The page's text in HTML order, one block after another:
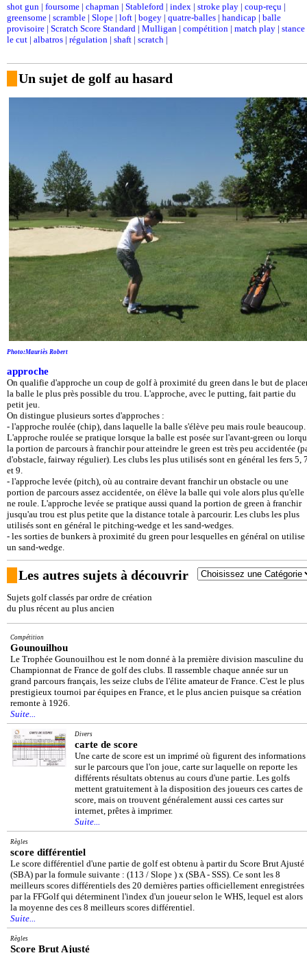
shot gun | foursome | chapman | Stableford | index | stroke play | coup-reçu |
greensome | scramble | Slope | loft | bogey | quatre-balles | handicap | balle
provisoire | Scratch Score Standard | Mulligan | compétition | match play | stance
le cut | albatros | régulation | shaft | scratch |
Un sujet de golf au hasard
Photo:Mauriès Robert
approche
On qualifie d'approche un coup de golf à proximité du green dans le but de
la balle le plus près possible du trou. L'approche, avec le putting, fait partie du
petit jeu.
On distingue plusieurs sortes d'approches :
- l'approche roulée (chip), dans laquelle la balle s'élève peu mais roule beaucoup.
L'approche roulée se pratique lorsque la balle est posée sur l'avant-green ou
la portion de parcours à franchir pour atteindre le green est très peu accidentée
d'obstacle, fairway régulier). Les clubs les plus utilisés sont en général les fers 5,
et 9.
- l'approche levée (pitch), où au contraire devant franchir un obstacle ou une
portion de parcours assez accidentée, on élève la balle qui vole alors plus qu'elle
ne roule. L'approche levée se pratique aussi quand la portion de green à franchir
jusqu'au trou est plus petite que la distance totale à parcourir. Les clubs les plus
utilisés sont en général le pitching-wedge et les sand-wedges.
- les sorties de bunkers à proximité du green pour lesquelles en général on utilise
un sand-wedge.
Les autres sujets à découvrir
Sujets golf classés par ordre de création
du plus récent au plus ancien
Compétition
Gounouilhou
Le Trophée Gounouilhou est le nom donné à la première division masculine du
Championnat de France de golf des clubs. Il rassemble chaque année sur un
grand parcours français, les seize clubs de l'élite amateur de France. C'est le plus
prestigieux tournoi par équipes en France, et le plus ancien puisque sa création
remonte à 1926.
Suite...
Divers
carte de score
Une carte de score est un imprimé où figurent des informations
sur le parcours que l'on joue, carte sur laquelle on reporte les
différents résultats obtenus au cours d'une partie. Les golfs
mettent gratuitement à la disposition des joueurs ces cartes de
score, mais on trouvent généralement aussi ces cartes sur
internet, prêtes à imprimer.
Suite...
Règles
score différentiel
Le score différentiel d'une partie de golf est obtenu à partir du Score Brut Ajusté
(SBA) par la formule suivante : (113 / Slope ) x (SBA - SSS). Ce sont les 8
meilleurs scores différentiels des 20 dernières parties officiellement enregistrées
par la FFGolf qui déterminent l'index d'un joueur selon le WHS, lequel est alors
la moyenne des ces 8 meilleurs scores différentiel.
Suite...
Règles
Score Brut Ajusté